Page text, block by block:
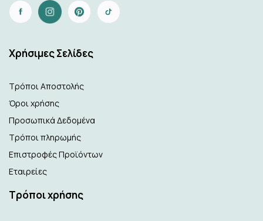
Xρήσιμες Σελίδες
Τρόποι Αποστολής
Όροι χρήσης
Προσωπικά Δεδομένα
Τρόποι πληρωμής
Επιστροφές Προϊόντων
Εταιρείες
Τρόποι χρήσης